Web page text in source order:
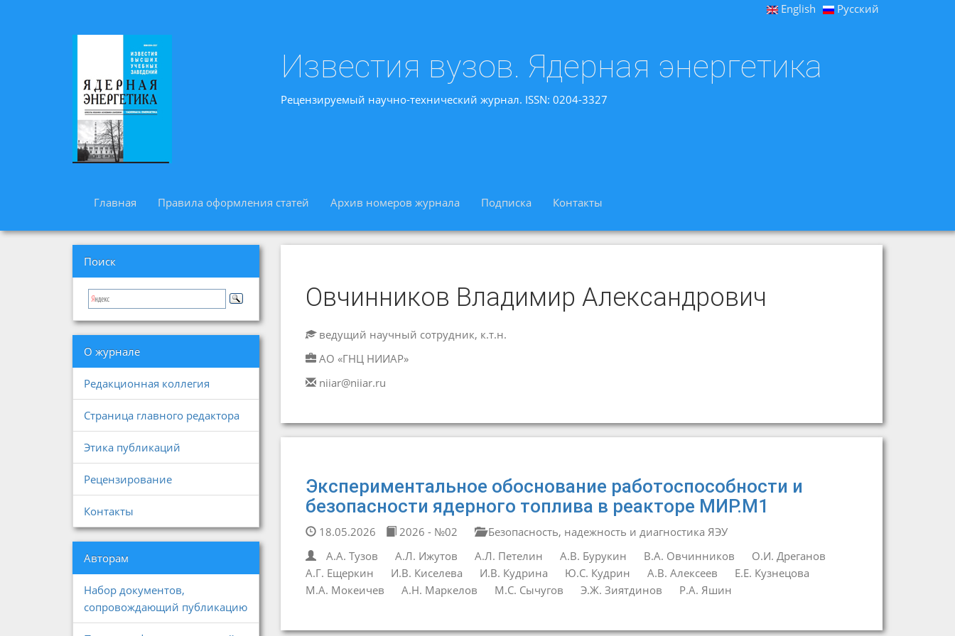
English Русский
Известия вузов. Ядерная энергетика
Рецензируемый научно-технический журнал. ISSN: 0204-3327
Главная Правила оформления статей Архив номеров журнала Подписка Контакты
Поиск
О журнале
Редакционная коллегия
Страница главного редактора
Этика публикаций
Рецензирование
Контакты
Авторам
Набор документов,
сопровождающий публикацию
Овчинников Владимир Александрович
ведущий научный сотрудник, к.т.н.
АО «ГНЦ НИИАР»
niiar@niiar.ru
Экспериментальное обоснование работоспособности и
безопасности ядерного топлива в реакторе МИР.М1
18.05.2026 2026 - №02
Безопасность, надежность и диагностика ЯЭУ
А.А. Тузов
А.Л. Ижутов А.Л. Петелин А.В. Бурукин В.А. Овчинников
О.И. Дреганов
А.Г. Ещеркин
И.В. Киселева И.В. Кудрина Ю.С. Кудрин А.В. Алексеев
Е.Е. Кузнецова
М.А. Мокеичев
А.Н. Маркелов М.С. Сычугов Э.Ж. Зиятдинов Р.А. Яшин